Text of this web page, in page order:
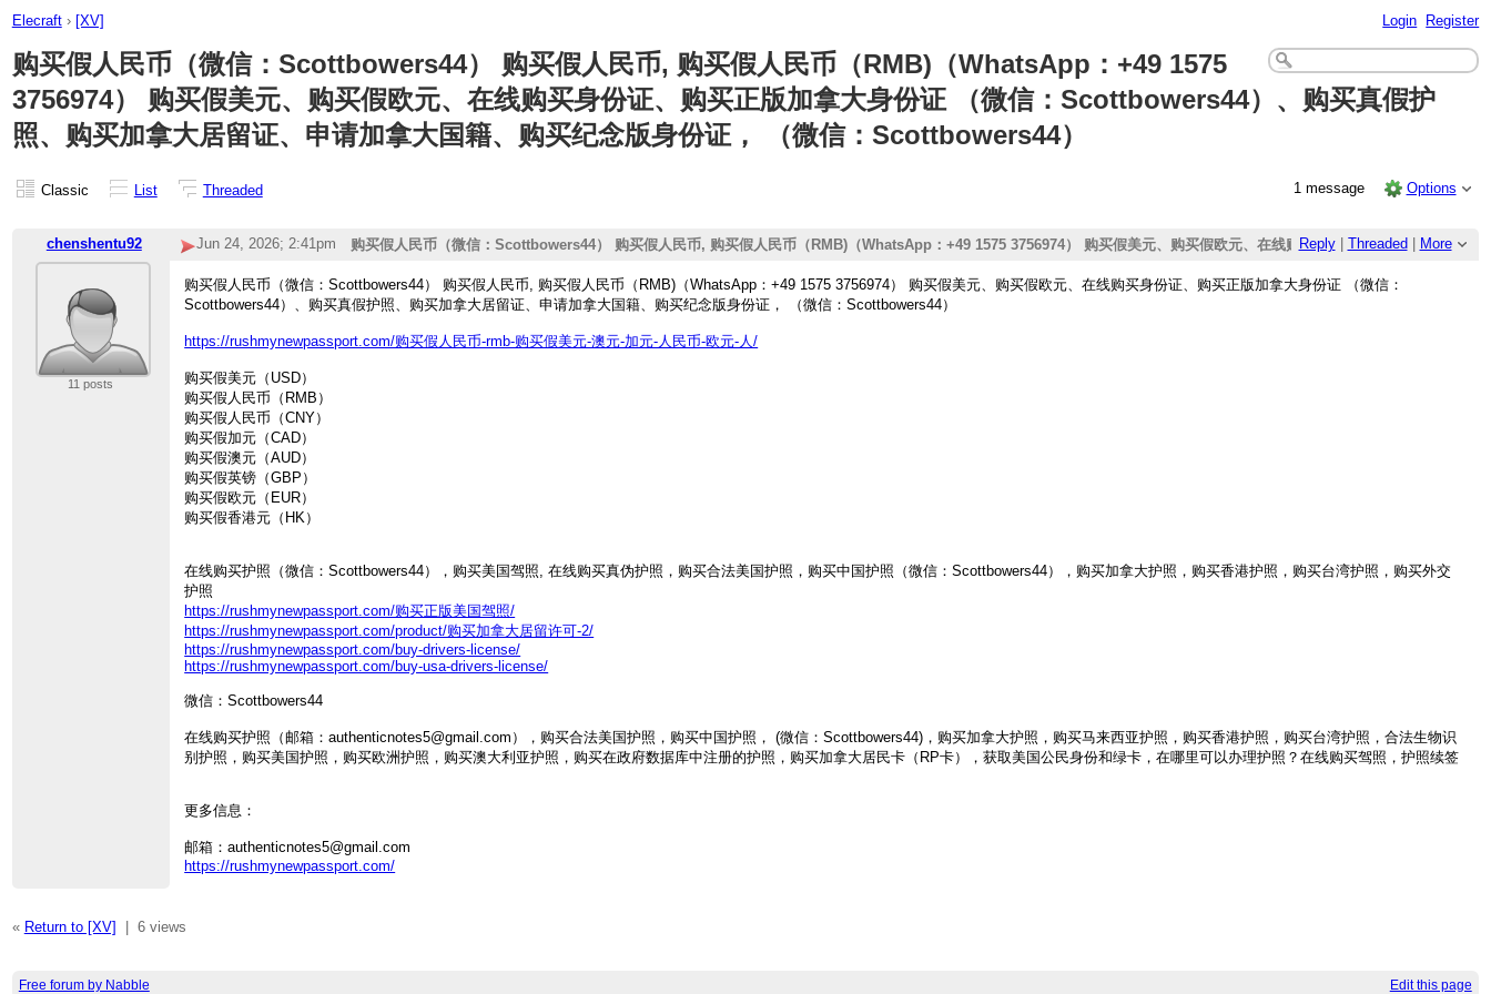
Elecraft › [XV] Login Register
购买假人民币（微信：Scottbowers44） 购买假人民币, 购买假人民币（RMB)（WhatsApp：+49 1575
3756974） 购买假美元、购买假欧元、在线购买身份证、购买正版加拿大身份证 （微信：Scottbowers44）、购买真假护
照、购买加拿大居留证、申请加拿大国籍、购买纪念版身份证， （微信：Scottbowers44）
Classic List Threaded 1 message Options
chenshentu92 Reply| Threaded More
Jun 24, 2026; 2:41pm
购买假人民币（微信：Scottbowers44） 购买假人民币, 购买假人民币（RMB)（WhatsApp：+49 1575 3756974） 购买假美元、购买假欧元、在线购买身份证、购买正版加拿大
11 posts
购买假人民币（微信：Scottbowers44） 购买假人民币, 购买假人民币（RMB)（WhatsApp：+49 1575 3756974） 购买假美元、购买假欧元、在线购买身份证、购买正版加拿大身份证 （微信：
Scottbowers44）、购买真假护照、购买加拿大居留证、申请加拿大国籍、购买纪念版身份证， （微信：Scottbowers44）
https://rushmynewpassport.com/购买假人民币-rmb-购买假美元-澳元-加元-人民币-欧元-人/
购买假美元（USD）
购买假人民币（RMB）
购买假人民币（CNY）
购买假加元（CAD）
购买假澳元（AUD）
购买假英镑（GBP）
购买假欧元（EUR）
购买假香港元（HK）
在线购买护照（微信：Scottbowers44），购买美国驾照, 在线购买真伪护照，购买合法美国护照，购买中国护照（微信：Scottbowers44），购买加拿大护照，购买香港护照，购买台湾护照，购买外交
护照
https://rushmynewpassport.com/购买正版美国驾照/
https://rushmynewpassport.com/product/购买加拿大居留许可-2/
https://rushmynewpassport.com/buy-drivers-license/
https://rushmynewpassport.com/buy-usa-drivers-license/
微信：Scottbowers44
在线购买护照（邮箱：authenticnotes5@gmail.com），购买合法美国护照，购买中国护照， (微信：Scottbowers44)，购买加拿大护照，购买马来西亚护照，购买香港护照，购买台湾护照，合法生物识
别护照，购买美国护照，购买欧洲护照，购买澳大利亚护照，购买在政府数据库中注册的护照，购买加拿大居民卡（RP卡），获取美国公民身份和绿卡，在哪里可以办理护照？在线购买驾照，护照续签
更多信息：
邮箱：authenticnotes5@gmail.com
https://rushmynewpassport.com/
« Return to [XV] 6 views
Free forum by Nabble Edit this page